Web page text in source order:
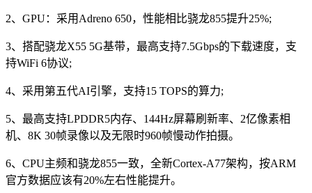
2、GPU：采用Adreno 650，性能相比骁龙855提升25%;
3、搭配骁龙X55 5G基带，最高支持7.5Gbps的下载速度，支
持WiFi 6协议;
4、采用第五代AI引擎，支持15 TOPS的算力;
5、最高支持LPDDR5内存、144Hz屏幕刷新率、2亿像素相
机、8K 30帧录像以及无限时960帧慢动作拍摄。
6、CPU主频和骁龙855一致，全新Cortex-A77架构，按ARM
官方数据应该有20%左右性能提升。